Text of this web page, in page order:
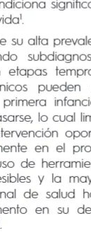
1
su alta
etapas
pueden
primera
lo cual
en el
de
y la
de salud